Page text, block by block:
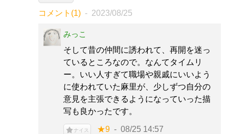
コメント(1) 2023/08/25
みっこ
そして昔の仲間に誘われて、再開を迷っ
ているところなので。なんてタイムリ
ー。いい人すぎて職場や親戚にいいよう
に使われていた麻里が、少しずつ自分の
意見を主張できるようになっていった描
写も良かったです。
ナイス ★9 08/25 14:57